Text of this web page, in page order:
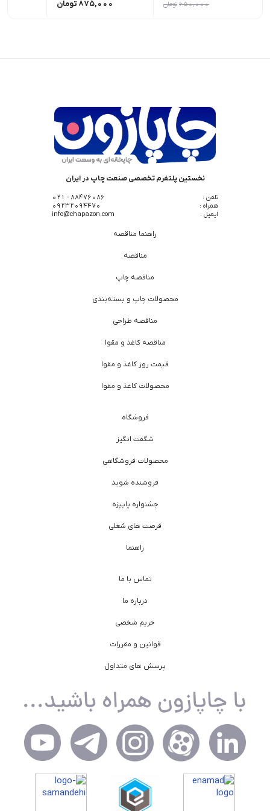
650,000 تومان 875,000 تومان
نخستین پلتفرم تخصصی صنعت چاپ در ایران
تلفن :
88476086 - 021
همراه :
09232094470
ایمیل :
info@chapazon.com
راهنما مناقصه
مناقصه
مناقصه چاپ
محصولات چاپ و بسته‌بندی
مناقصه طراحی
مناقصه کاغذ و مقوا
قیمت روز کاغذ و مقوا
محصولات کاغذ و مقوا
فروشگاه
شگفت انگیز
محصولات فروشگاهی
فروشنده شوید
جشنواره پاییزه
فرصت های شغلی
راهنما
تماس با ما
درباره ما
حریم شخصی
قوانین و مقررات
پرسش های متداول